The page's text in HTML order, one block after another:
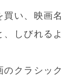
い、映画名
しびれるよ
のクラシック